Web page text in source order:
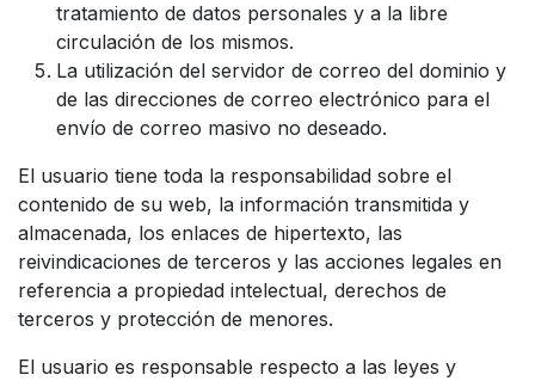
tratamiento de datos personales y a la libre
circulación de los mismos.
La utilización del servidor de correo del dominio y
de las direcciones de correo electrónico para el
envío de correo masivo no deseado.
El usuario tiene toda la responsabilidad sobre el
contenido de su web, la información transmitida y
almacenada, los enlaces de hipertexto, las
reivindicaciones de terceros y las acciones legales en
referencia a propiedad intelectual, derechos de
terceros y protección de menores.
El usuario es responsable respecto a las leyes y